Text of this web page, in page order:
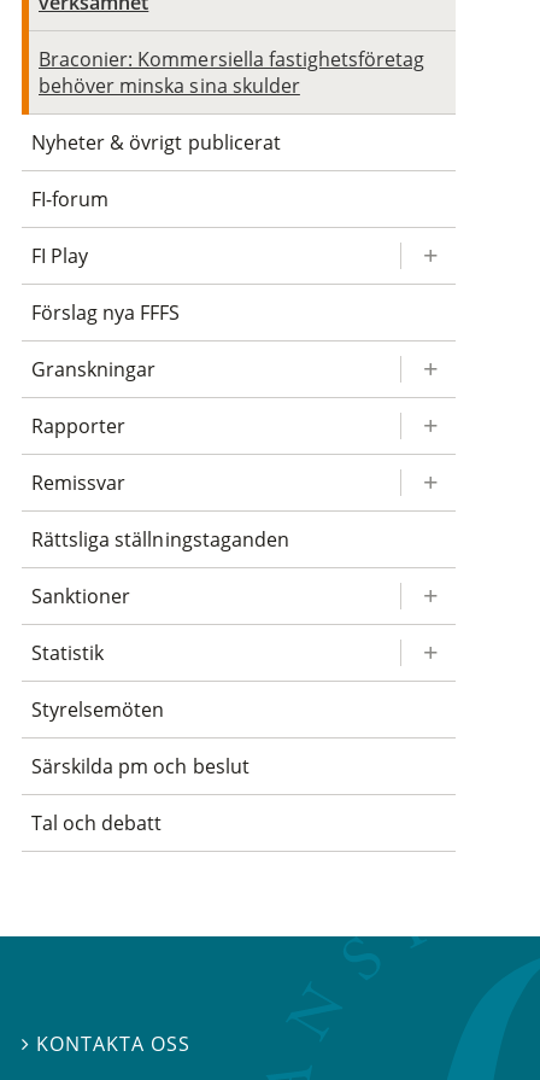
Braconier: Kommersiella fastighetsföretag
behöver minska sina skulder
Nyheter & övrigt publicerat
FI-forum
FI Play
Förslag nya FFFS
Granskningar
Rapporter
Remissvar
Rättsliga ställningstaganden
Sanktioner
Statistik
Styrelsemöten
Särskilda pm och beslut
Tal och debatt
 KONTAKTA OSS